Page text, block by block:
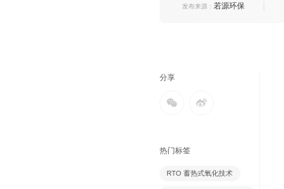
发布来源： 若源环保
分享
热门标签
RTO 蓄热式氧化技术